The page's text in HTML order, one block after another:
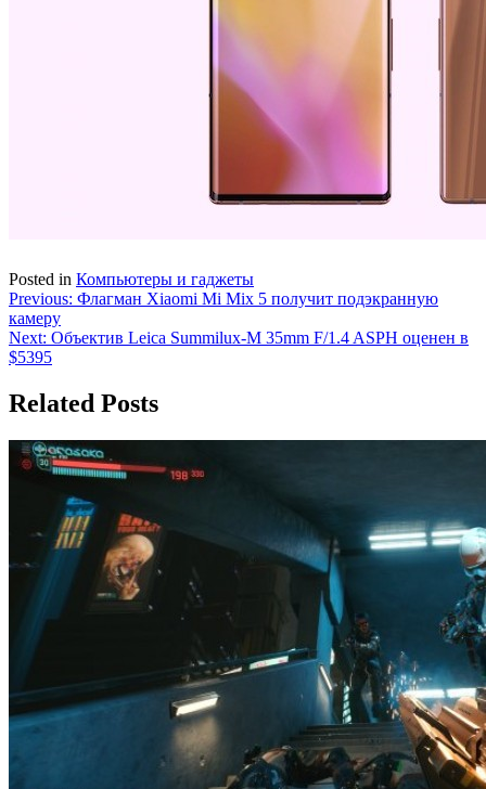
Posted in Компьютеры и гаджеты
Навигация
по
записям
Previous: Флагман Xiaomi Mi Mix 5 получит подэкранную
камеру
Next: Объектив Leica Summilux-M 35mm F/1.4 ASPH оценен в
$5395
Related Posts